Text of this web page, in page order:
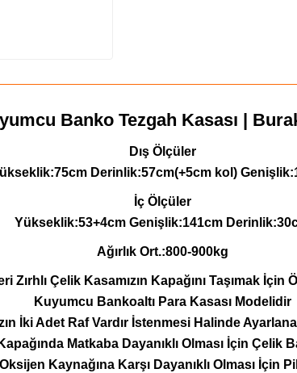
Banko Tezgah Kasası |
Dış Ölçüler
Derinlik:57cm(+5cm kol)
İç Ölçüler
Yükseklik:53+4cmGenişlik:141cm
Ağırlık Ort.:800-900kg
Zırhlı Çelik Kasamızın Kapağını Taşımak İçin
Kuyumcu Bankoaltı Para Kasası Modelidir
İki Adet Raf Vardır İstenmesi Halinde
Matkaba Dayanıklı Olması İçin Çelik
Kaynağına Karşı Dayanıklı Olması İçin